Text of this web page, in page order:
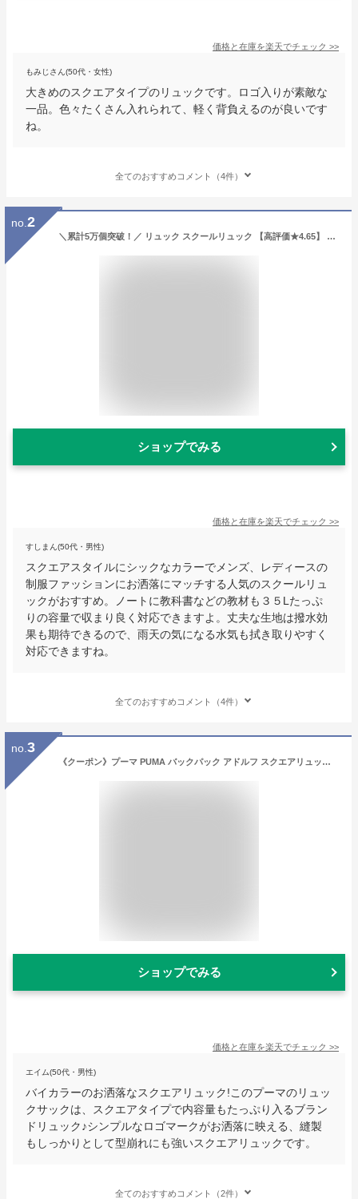
価格と在庫を楽天でチェック >>
もみじさん(50代・女性)
大きめのスクエアタイプのリュックです。ロゴ入りが素敵な
一品。色々たくさん入れられて、軽く背負えるのが良いです
ね。
全てのおすすめコメント（4件）
no. 2
＼累計5万個突破！／ リュック スクールリュック 【高評価★4.65】 通学 女子 中学生 高校生 大容量 塾 35L 30L スクバ 通学リュック バケツ型 ボックス スクエア スポーツバッグ 男子 大学生 人気 推し活 オシ活 撥水 軽量 A4 A3 タブレット 防災リュック ギフト
ショップでみる
価格と在庫を楽天でチェック >>
すしまん(50代・男性)
スクエアスタイルにシックなカラーでメンズ、レディースの
制服ファッションにお洒落にマッチする人気のスクールリュ
ックがおすすめ。ノートに教科書などの教材も３５Lたっぷ
りの容量で収まり良く対応できますよ。丈夫な生地は撥水効
果も期待できるので、雨天の気になる水気も拭き取りやすく
対応できますね。
全てのおすすめコメント（4件）
no. 3
《クーポン》プーマ PUMA バックパック アドルフ スクエアリュック キッズリュック ボックス型 ロゴ 20L キッズ ジュニア 各色 J20251 | ブランド [正規取扱店]【ノベルティ】
ショップでみる
価格と在庫を楽天でチェック >>
エイム(50代・男性)
バイカラーのお洒落なスクエアリュック!このプーマのリュッ
クサックは、スクエアタイプで内容量もたっぷり入るブラン
ドリュック♪シンプルなロゴマークがお洒落に映える、縫製
もしっかりとして型崩れにも強いスクエアリュックです。
全てのおすすめコメント（2件）